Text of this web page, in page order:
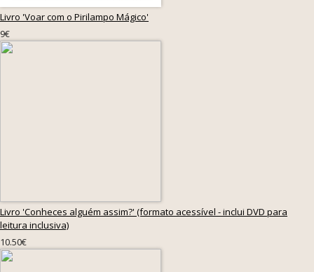
Livro 'Voar com o Pirilampo Mágico'
9€
Livro 'Conheces alguém assim?' (formato acessível - inclui DVD para
leitura inclusiva)
10.50€